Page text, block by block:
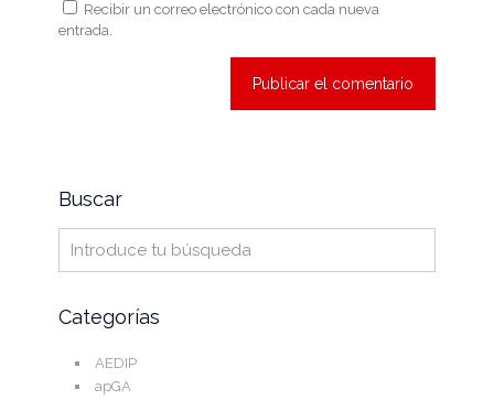
Recibir un correo electrónico con cada nueva
entrada.
Buscar
Categorías
AEDIP
apGA